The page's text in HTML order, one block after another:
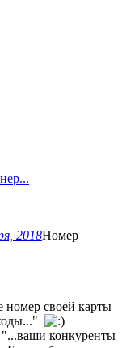
2018Номер
номер своей карты
конкуренты